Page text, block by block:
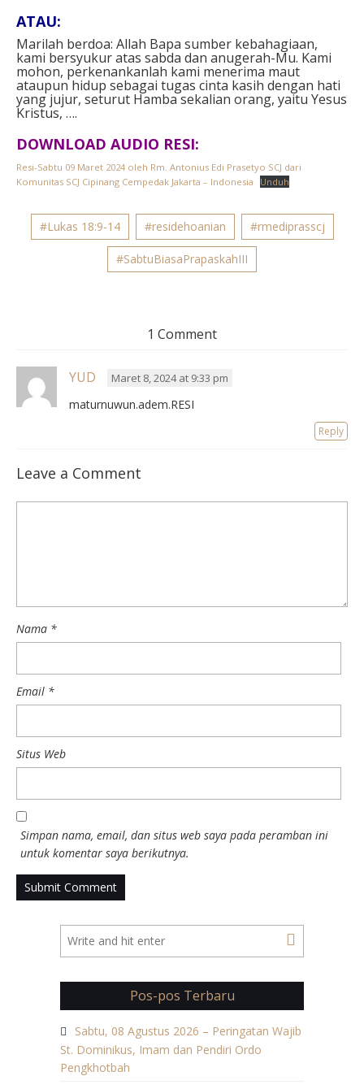
ATAU: ⁣
Marilah berdoa: Allah Bapa sumber kebahagiaan,
kami bersyukur atas sabda dan anugerah-Mu. Kami
mohon, perkenankanlah kami menerima maut
ataupun hidup sebagai tugas cinta kasih dengan hati
yang jujur, seturut Hamba sekalian orang, yaitu Yesus
Kristus, ….⁣
DOWNLOAD AUDIO RESI:
Resi-Sabtu 09 Maret 2024 oleh Rm. Antonius Edi Prasetyo SCJ dari
Komunitas SCJ Cipinang Cempedak Jakarta – Indonesia
Unduh
#Lukas 18:9-14 #residehoanian #rmediprasscj
#SabtuBiasaPrapaskahIII
1 Comment
YUD Maret 8, 2024 at 9:33 pm
maturnuwun.adem.RESI
Reply
Leave a Comment
Nama *
Email *
Situs Web
Simpan nama, email, dan situs web saya pada peramban ini
untuk komentar saya berikutnya.
Pos-pos Terbaru
Sabtu, 08 Agustus 2026 – Peringatan Wajib
St. Dominikus, Imam dan Pendiri Ordo
Pengkhotbah